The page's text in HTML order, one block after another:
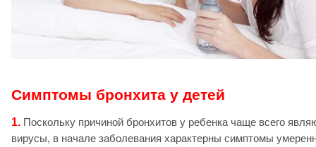
Симптомы бронхита у детей
1. Поскольку причиной бронхитов у ребенка чаще всего
вирусы, в начале заболевания характерны симптомы